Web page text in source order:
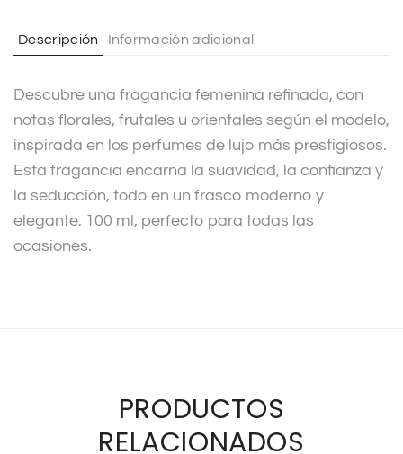
i
e
:
Descripción Información adicional
Descubre una fragancia femenina refinada, con
notas florales, frutales u orientales según el modelo,
inspirada en los perfumes de lujo más prestigiosos.
Esta fragancia encarna la suavidad, la confianza y
la seducción, todo en un frasco moderno y
elegante. 100 ml, perfecto para todas las
ocasiones.
PRODUCTOS
RELACIONADOS